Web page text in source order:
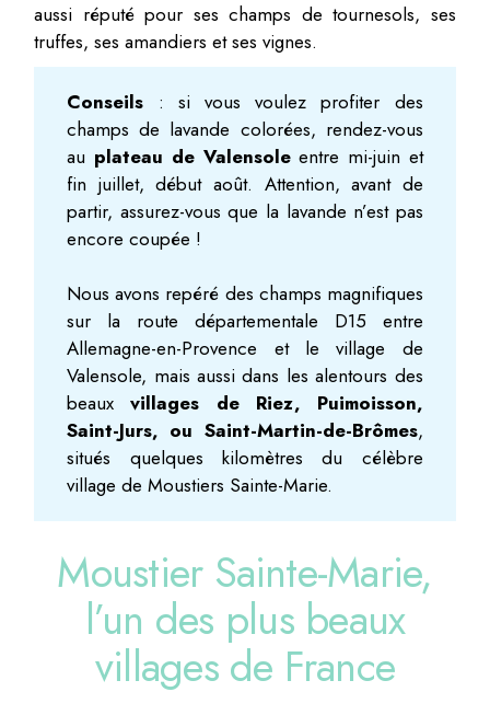
aussi réputé pour ses champs de tournesols, ses
truffes, ses amandiers et ses vignes.
Conseils : si vous voulez profiter des
champs de lavande colorées, rendez-vous
au plateau de Valensoleentre mi-juin et
fin juillet, début août. Attention, avant de
partir, assurez-vous que la lavande n’est pas
encore coupée !
Nous avons repéré des champs magnifiques
sur la route départementale D15 entre
Allemagne-en-Provence et le village de
Valensole, mais aussi dans les alentours des
beauxvillages de Riez, Puimoisson,
Saint-Jurs, ou Saint-Martin-de-Brômes,
situés quelques kilomètres du célèbre
village de Moustiers Sainte-Marie.
Moustier Sainte-Marie,
l’un des plus beaux
villages de France